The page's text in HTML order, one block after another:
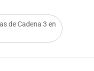
de Cadena 3 en